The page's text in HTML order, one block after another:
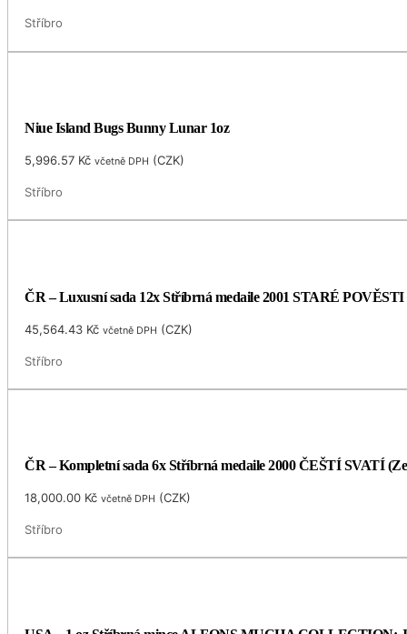
Stříbro
Niue Island Bugs Bunny Lunar 1oz
5,996.57 Kč včetně DPH (CZK)
Stříbro
ČR – Luxusní sada 12x Stříbrná medaile 2001 STARÉ
45,564.43 Kč včetně DPH (CZK)
Stříbro
ČR – Kompletní sada 6x Stříbrná medaile 2000 ČEŠTÍ SVATÍ
18,000.00 Kč včetně DPH (CZK)
Stříbro